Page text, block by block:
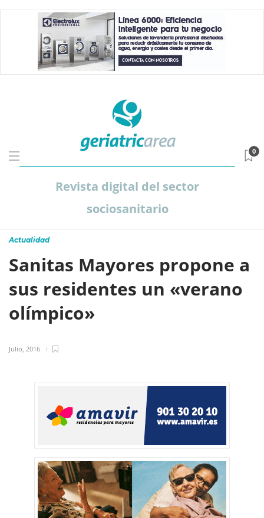
Revista digital del sector
sociosanitario
0
Actualidad
Sanitas Mayores propone a
sus residentes un «verano
olímpico»
Julio, 2016